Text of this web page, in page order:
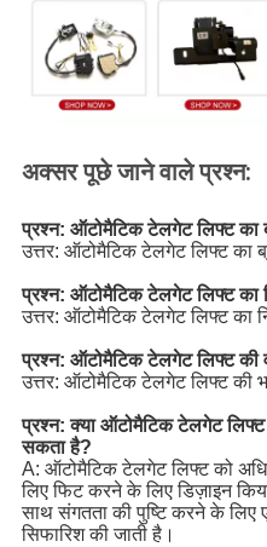
अक्सर पूछे जाने वाले प्रश्न:
प्रश्न: ऑटोमैटिक टेलगेट लिफ्ट का
उत्तर: ऑटोमैटिक टेलगेट लिफ्ट का
प्रश्न: ऑटोमैटिक टेलगेट लिफ्ट का
उत्तर: ऑटोमैटिक टेलगेट लिफ्ट का
प्रश्न: ऑटोमैटिक टेलगेट लिफ्ट की
उत्तर: ऑटोमैटिक टेलगेट लिफ्ट की
प्रश्न: क्या ऑटोमैटिक टेलगेट लिफ्ट
सकता है?
A: ऑटोमैटिक टेलगेट लिफ्ट को
लिए फिट करने के लिए डिज़ाइन
साथ संगतता की पुष्टि करने के लिए
सिफारिश की जाती है।